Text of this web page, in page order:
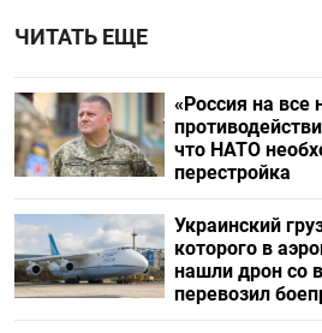
ЧИТАТЬ ЕЩЕ
«Россия на все
что НАТО
перестройка
Украинский
которого в
нашли дрон со
перевозил